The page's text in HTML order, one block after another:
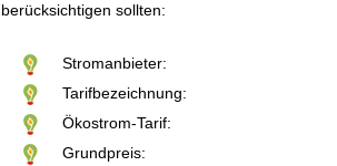
berücksichtigen sollten:
Stromanbieter:
Tarifbezeichnung:
Ökostrom-Tarif:
Grundpreis: